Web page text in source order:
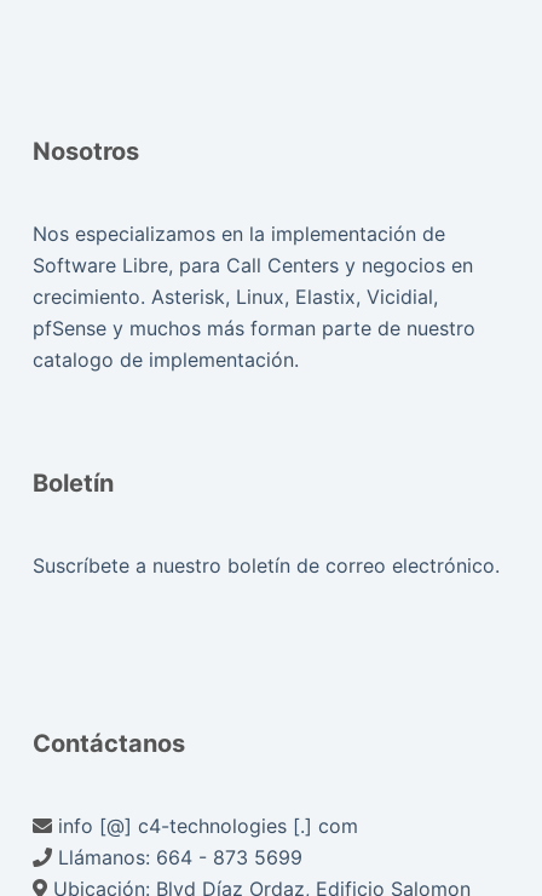
Nosotros
Nos especializamos en la implementación de
Software Libre, para Call Centers y negocios en
crecimiento. Asterisk, Linux, Elastix, Vicidial,
pfSense y muchos más forman parte de nuestro
catalogo de implementación.
Boletín
Suscríbete a nuestro boletín de correo electrónico.
Contáctanos
info [@] c4-technologies [.] com
Llámanos: 664 - 873 5699
Ubicación: Blvd Díaz Ordaz, Edificio Salomon